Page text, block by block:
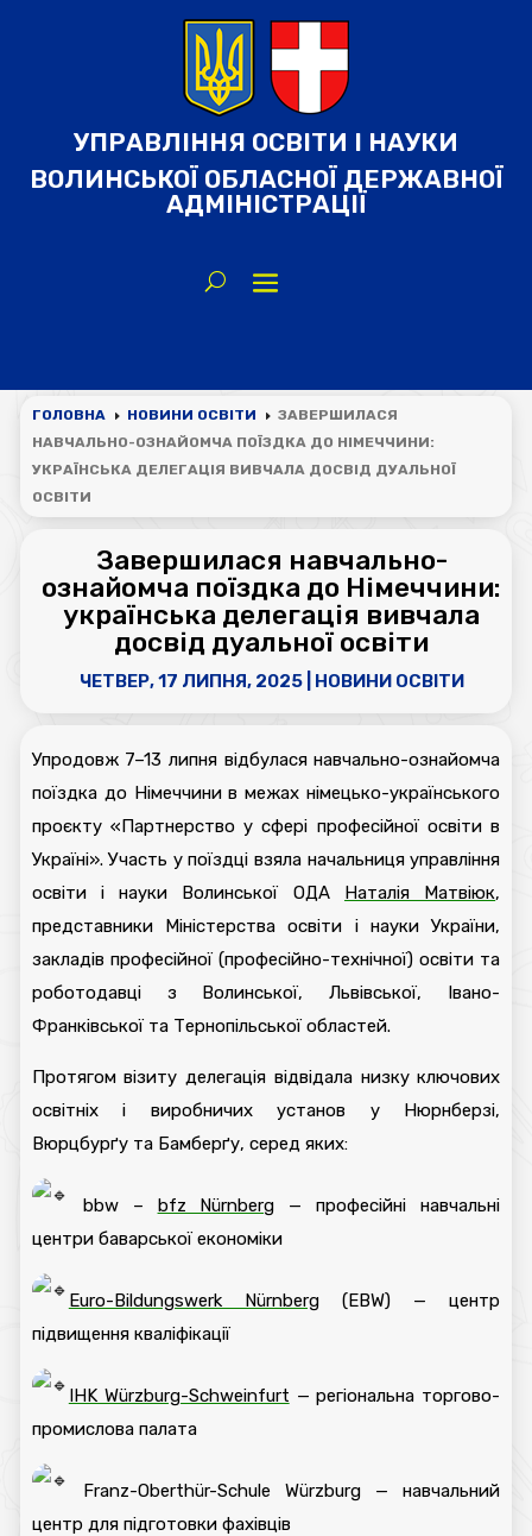
УПРАВЛІННЯ ОСВІТИ І НАУКИ
ВОЛИНСЬКОЇ ОБЛАСНОЇ ДЕРЖАВНОЇ
АДМІНІСТРАЦІЇ
ГОЛОВНА E НОВИНИ ОСВІТИ E ЗАВЕРШИЛАСЯ
НАВЧАЛЬНО-ОЗНАЙОМЧА ПОЇЗДКА ДО НІМЕЧЧИНИ:
УКРАЇНСЬКА ДЕЛЕГАЦІЯ ВИВЧАЛА ДОСВІД ДУАЛЬНОЇ
ОСВІТИ
Завершилася навчально-
ознайомча поїздка до Німеччини:
українська делегація вивчала
досвід дуальної освіти
ЧЕТВЕР, 17 ЛИПНЯ, 2025| НОВИНИ ОСВІТИ
Упродовж 7–13 липня відбулася навчально-ознайомча
поїздка до Німеччини в межах німецько-українського
проєкту «Партнерство у сфері професійної освіти в
Україні». Участь у поїздці взяла начальниця управління
освіти і науки Волинської ОДА Наталія Матвіюк,
представники Міністерства освіти і науки України,
закладів професійної (професійно-технічної) освіти та
роботодавці з Волинської, Львівської, Івано-
Франківської та Тернопільської областей.
Протягом візиту делегація відвідала низку ключових
освітніх і виробничих установ у Нюрнберзі,
Вюрцбурґу та Бамберґу, серед яких:
bbw – bfz Nürnberg — професійні навчальні
центри баварської економіки
Euro-Bildungswerk Nürnberg(EBW) — центр
підвищення кваліфікації
IHK Würzburg-Schweinfurt — регіональна торгово-
промислова палата
Franz-Oberthür-Schule Würzburg — навчальний
центр для підготовки фахівців